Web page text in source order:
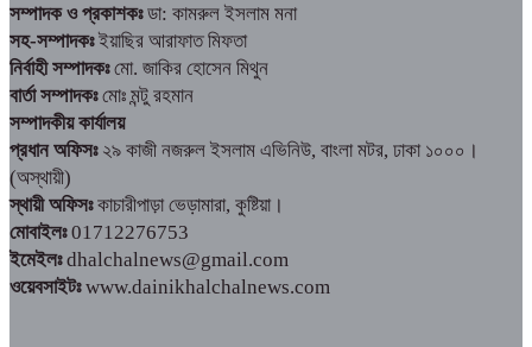
সম্পাদক ও প্রকাশকঃডা: কামরুল ইসলাম মনা
সহ-সম্পাদকঃইয়াছির আরাফাত মিফতা
নির্বাহী সম্পাদকঃমো. জাকির হোসেন মিথুন
বার্তা সম্পাদকঃমোঃ মন্টু রহমান
সম্পাদকীয় কার্যালয়
প্রধান অফিসঃ২৯ কাজী নজরুল ইসলাম এভিনিউ, বাংলা মটর, ঢাকা ১০০০।
(অস্থায়ী)
স্থায়ী অফিসঃকাচারীপাড়া ভেড়ামারা, কুষ্টিয়া।
মোবাইলঃ01712276753
ইমেইলঃdhalchalnews@gmail.com
ওয়েবসাইটঃwww.dainikhalchalnews.com